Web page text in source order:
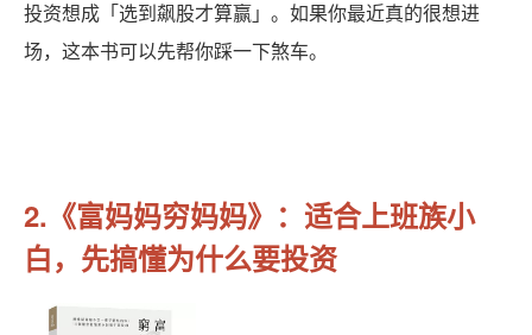
投资想成「选到飙股才算赢」。如果你最近真的很想进
场，这本书可以先帮你踩一下煞车。
2.《富妈妈穷妈妈》：适合上班族小
白，先搞懂为什么要投资